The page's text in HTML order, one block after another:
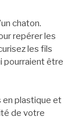
chaton.
repérer les
les fils
pourraient être
en plastique et
de votre